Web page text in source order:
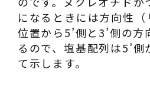
になるときには方向性
位置から5’側と3’側の
るので、塩基配列は5’側
て示します。